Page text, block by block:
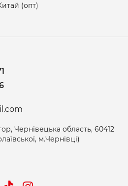
(опт)
Чернівецька область, 60412
м.Чернівці)